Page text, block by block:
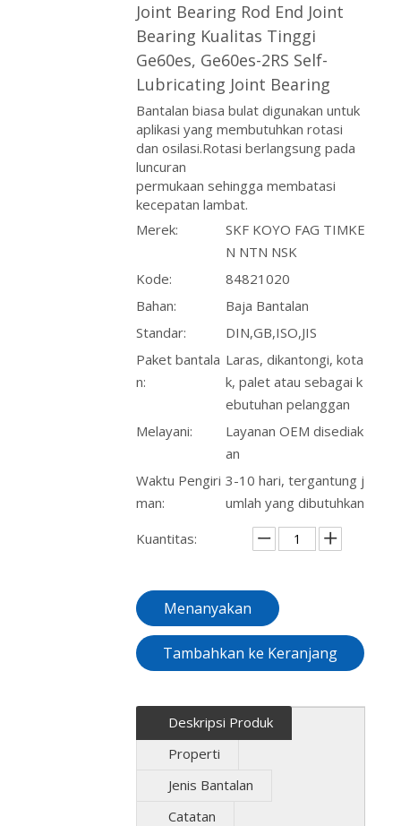
Joint Bearing Rod End Joint
Bearing Kualitas Tinggi
Ge60es, Ge60es-2RS Self-
Lubricating Joint Bearing
Bantalan biasa bulat digunakan untuk
aplikasi yang membutuhkan rotasi
dan osilasi.Rotasi berlangsung pada
luncuran
permukaan sehingga membatasi
kecepatan lambat.
Merek:
SKF KOYO FAG TIMKE
N NTN NSK
Kode:
84821020
Bahan:
Baja Bantalan
Standar:
DIN,GB,ISO,JIS
Paket bantala
n:
Laras, dikantongi, kota
k, palet atau sebagai k
ebutuhan pelanggan
Melayani:
Layanan OEM disediak
an
Waktu Pengiri
man:
3-10 hari, tergantung j
umlah yang dibutuhkan
Kuantitas:
Menanyakan
Tambahkan ke Keranjang
Deskripsi Produk
Properti
Jenis Bantalan
Catatan